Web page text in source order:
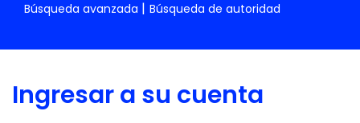
Búsqueda avanzada
Búsqueda de autoridad
Ingresar a su cuenta